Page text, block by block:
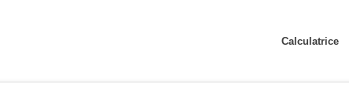
Calculatrice